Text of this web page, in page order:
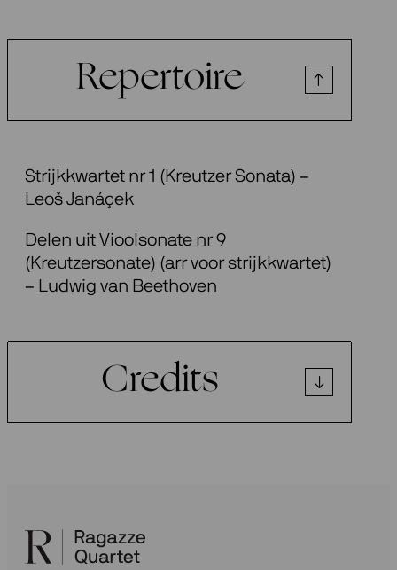
Repertoire
Strijkkwartet nr1 ( Kreutzer Sonata) –
Leoš Janáçek
Delen uit Vioolsonate nr9
( Kreutzersonate) (arrvoorstrijkkwartet)
– Ludwig van Beethoven
Credits